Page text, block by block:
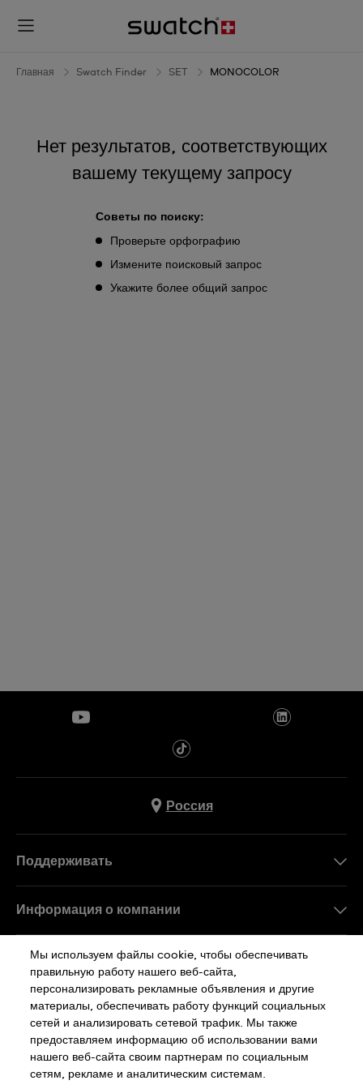
MONOCOLOR
Главная Swatch Finder SET MONOCOLOR
Нет результатов, соответствующих
вашему текущему запросу
Советы по поиску:
Проверьте орфографию
Измените поисковый запрос
Укажите более общий запрос
Россия
Поддерживать
Информация о компании
Работа в Swatch
Sitemap
Политика Конфиденциальности
Cookie Notice Условия Использования
Мы используем файлы cookie, чтобы обеспечивать
правильную работу нашего веб-сайта,
персонализировать рекламные объявления и другие
материалы, обеспечивать работу функций социальных
сетей и анализировать сетевой трафик. Мы также
предоставляем информацию об использовании вами
нашего веб-сайта своим партнерам по социальным
сетям, рекламе и аналитическим системам.